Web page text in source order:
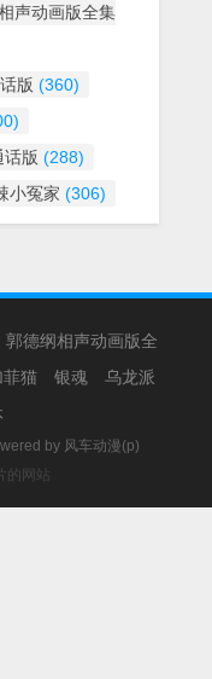
声动画版全集
版 (360)
话版 (288)
小冤家 (306)
郭德纲相声动画版全
菲猫 银魂
乌龙派
by 风车动漫(p)
的网站